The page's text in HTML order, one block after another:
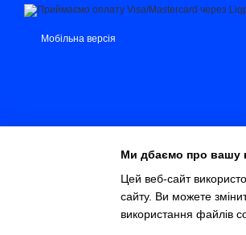
Мобільна версія
Ми дбаємо про вашу
Цей веб-сайт
сайту. Ви можете
використання файлів